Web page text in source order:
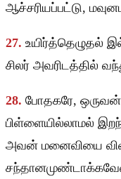
ஆச்சரியப்பட்டு,
27. உயிர்த்தெழுதல்
சிலர் அவரிடத்தில்
28. போதகரே, ஒருவன்
பிள்ளையில்லாமல்
அவன் மனைவியை